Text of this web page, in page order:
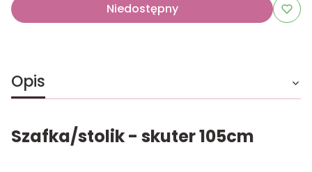
Niedostępny
Opis
Szafka/stolik - skuter 105cm